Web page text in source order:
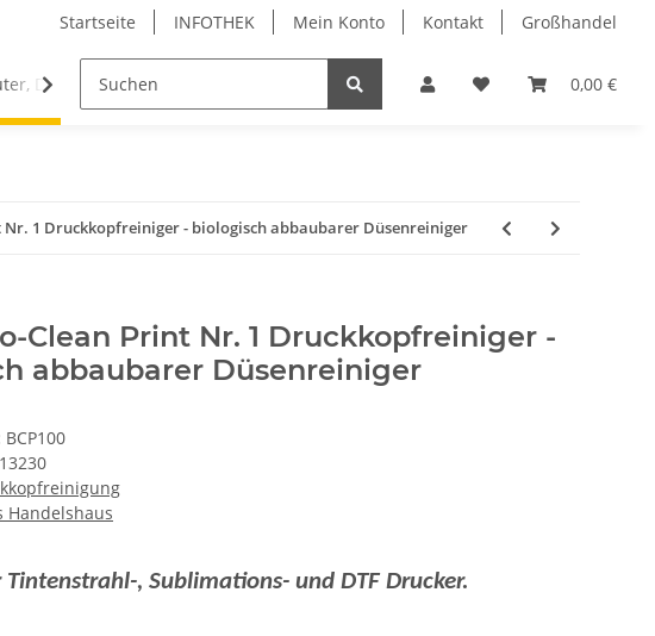
Startseite INFOTHEK Mein Konto Kontakt Großhandel
0,00 €
Drucker & Bürobedarf PVC Kartendrucker & Zubehör TiDis
Nr. 1 Druckkopfreiniger - biologisch abbaubarer Düsenreiniger
Clean Print Nr. 1 Druckkopfreiniger -
abbaubarer Düsenreiniger
BCP100
Handelshaus
, Sublimations- und DTF Drucker.